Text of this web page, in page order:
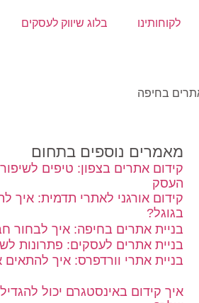
לקוחותינו בלוג שיווק לעסקים
מאמרים נוספים בתחום
קידום אתרים בצפון: טיפים
העסק
קידום אורגני לאתרי תדמית: איך
בגוגל?
בניית אתרים בחיפה: איך לבחור
בניית אתרים לעסקים: פתרונות
בניית אתרי וורדפרס: איך להתאים
איך קידום באינסטגרם יכול